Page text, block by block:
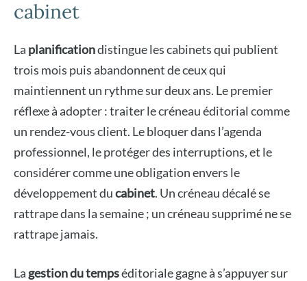
cabinet
La planificationdistingue les cabinets qui publient
trois mois puis abandonnent de ceux qui
maintiennent un rythme sur deux ans. Le premier
réflexe à adopter : traiter le créneau éditorial comme
un rendez-vous client. Le bloquer dans l’agenda
professionnel, le protéger des interruptions, et le
considérer comme une obligation envers le
développement ducabinet. Un créneau décalé se
rattrape dans la semaine ; un créneau supprimé ne se
rattrape jamais.
La gestion du tempséditoriale gagne à s’appuyer sur